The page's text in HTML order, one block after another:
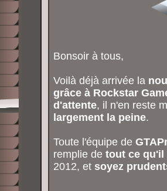
Bonsoir à tous,
Voilà déjà arrivée la
grâce à Rockstar
d'attente, il n'en reste
largement la peine.
Toute l'équipe de
remplie de tout ce qu'il
2012, et soyez